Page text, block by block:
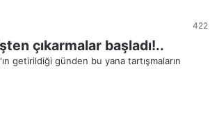
422
çıkarmalar başladı!..
getirildiği günden bu yana tartışmaların